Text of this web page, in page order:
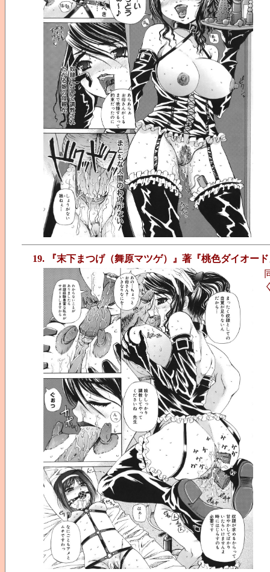
19. 『末下まつげ（舞原マツゲ）』著『桃色ダイオー